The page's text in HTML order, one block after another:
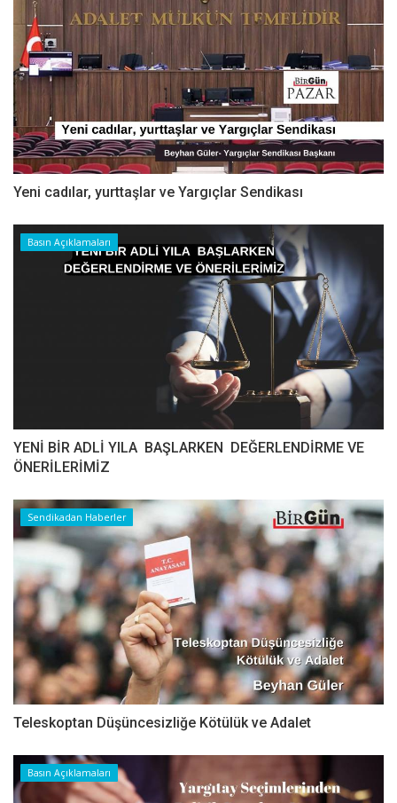
Yeni cadılar, yurttaşlar ve Yargıçlar Sendikası
Basın Açıklamaları
YENİ BİR ADLİ YILA BAŞLARKEN DEĞERLENDİRME VE
ÖNERİLERİMİZ
Sendikadan Haberler
Teleskoptan Düşüncesizliğe Kötülük ve Adalet
Basın Açıklamaları